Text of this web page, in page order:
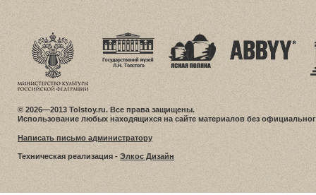
© 2026—2013 Tolstoy.ru. Все права защищены.
Использование любых находящихся на сайте материалов без
Написать письмо администратору
Техническая реализация - Элкос Дизайн